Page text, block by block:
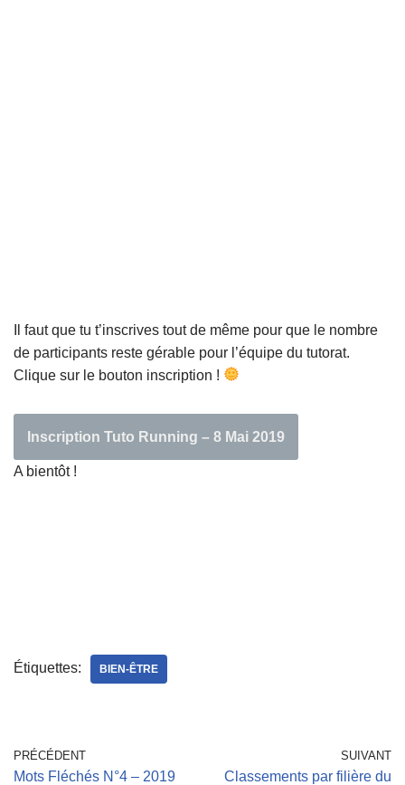
Il faut que tu t’inscrives tout de même pour que le nombre
de participants reste gérable pour l’équipe du tutorat.
Clique sur le bouton inscription !
Inscription Tuto Running – 8 Mai 2019
A bientôt !
Étiquettes: BIEN-ÊTRE
PRÉCÉDENT
Mots Fléchés N°4 – 2019
SUIVANT
Classements par filière du